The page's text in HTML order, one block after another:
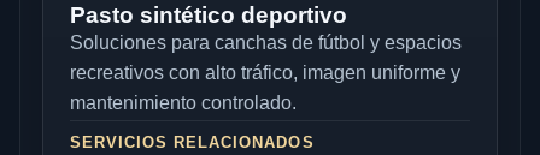
Pasto sintético deportivo
Soluciones para canchas de fútbol y espacios
recreativos con alto tráfico, imagen uniforme y
mantenimiento controlado.
SERVICIOS RELACIONADOS